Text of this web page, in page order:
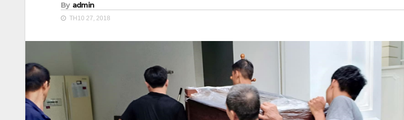
By admin
TH10 27, 2018